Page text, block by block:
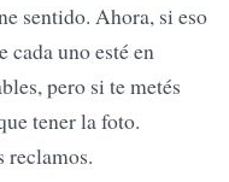
sentido. Ahora, si eso
cada uno esté en
pero si te metés
tener la foto.
reclamos.